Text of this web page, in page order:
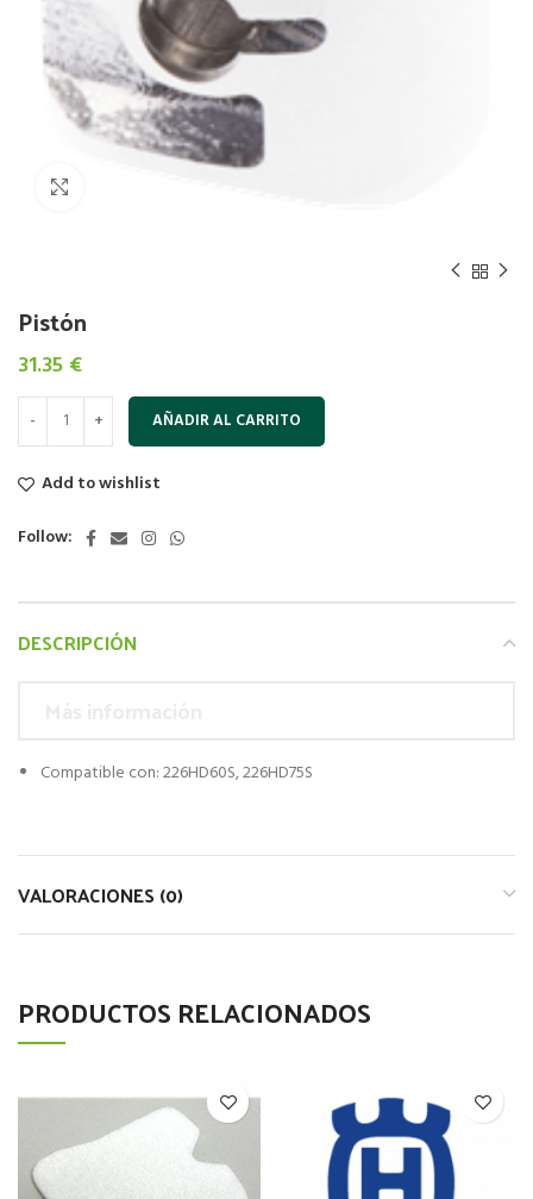
Pistón
31.35 €
AÑADIR AL CARRITO
Add to wishlist
Follow:
DESCRIPCIÓN
Compatible con: 226HD60S, 226HD75S
VALORACIONES (0)
PRODUCTOS RELACIONADOS